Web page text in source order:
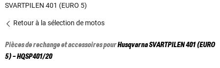
SVARTPILEN 401 (EURO 5)
Retour à la sélection de motos
Pièces de rechange et accessoires pourHusqvarnaSVARTPILEN 401 (EURO
5) - HQSP401/20